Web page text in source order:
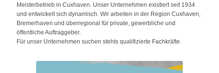
Meisterbetrieb in Cuxhaven. Unser Unternehmen existiert seit 1934
und entwickelt sich dynamisch. Wir arbeiten in der Region Cuxhaven,
Bremerhaven und überregional für private, gewerbliche und
öffentliche Auftraggeber.
Für unser Unternehmen suchen stehts qualifizierte Fachkräfte.